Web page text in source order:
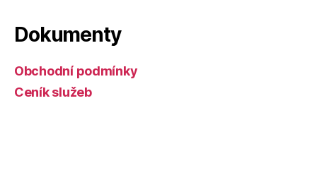
Dokumenty
Obchodní podmínky
Ceník služeb